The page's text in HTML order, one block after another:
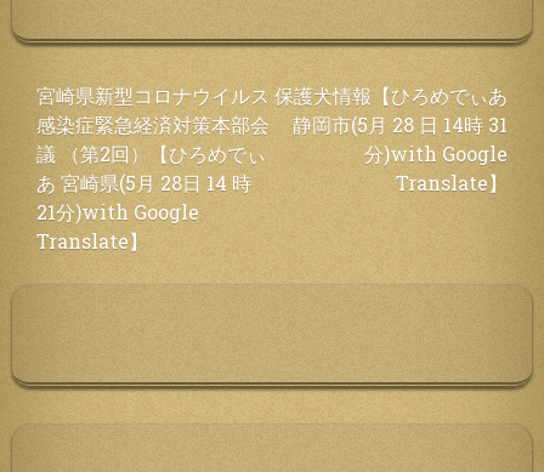
投
稿
ナ
ビ
ゲ
宮崎県新型コロナウイルス
感染症緊急経済対策本部会
議 （第2回）【ひろめでぃ
あ 宮崎県(5月 28日 14 時
21分)with Google
Translate】
保護犬情報【ひろめでぃあ
静岡市(5月 28 日 14時 31
分)with Google
Translate】